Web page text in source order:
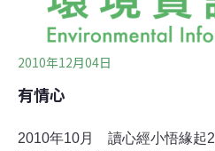
2010年12月04日
有情心
2010年10月 讀心經小悟緣起